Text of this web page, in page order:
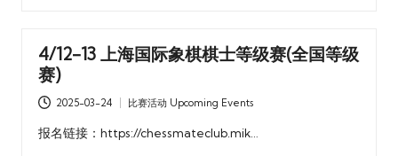
部
4/12-13 上海国际象棋棋士等级赛(全国等级
赛)
2025-03-24
Posted
比赛活动 Upcoming Events
报名链接：https://chessmateclub.mik…